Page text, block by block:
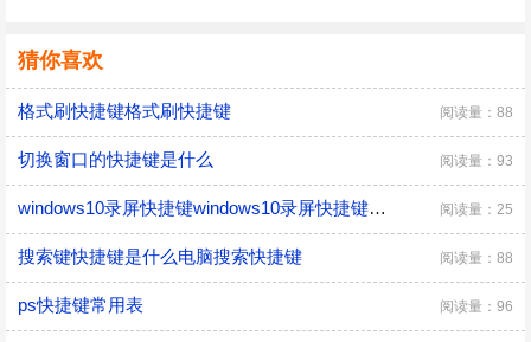
猜你喜欢
格式刷快捷键格式刷快捷键 阅读量：88
切换窗口的快捷键是什么 阅读量：93
windows10录屏快捷键windows10录屏快捷键是什么 阅读量：25
搜索键快捷键是什么电脑搜索快捷键 阅读量：88
ps快捷键常用表 阅读量：96